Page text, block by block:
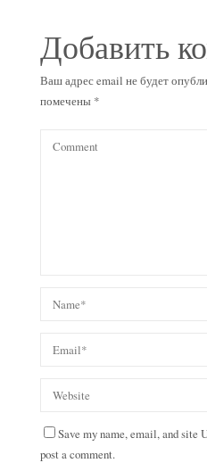
Добавить
Ваш адрес email не будет
помечены *
Save my name, email, and site
post a comment.